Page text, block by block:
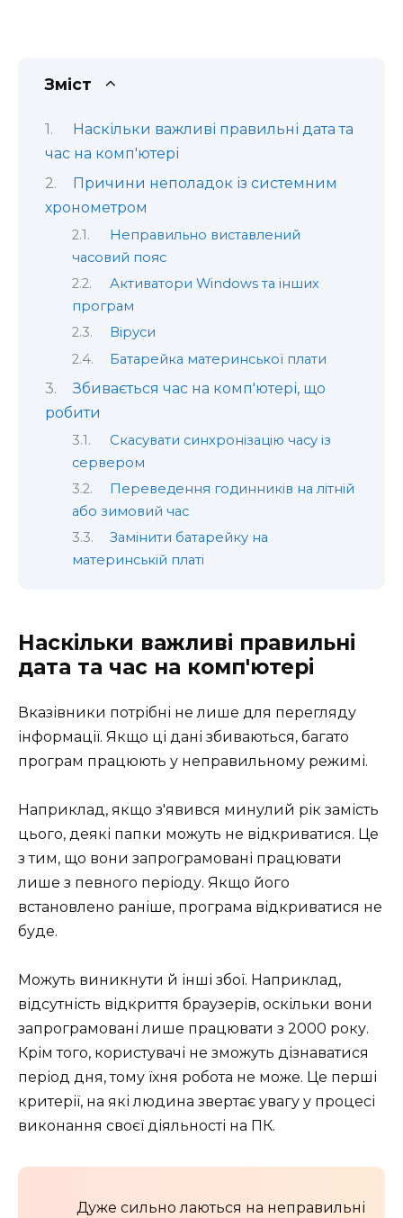
Зміст
Наскільки важливі правильні дата та
час на комп'ютері
Причини неполадок із системним
хронометром
Неправильно виставлений
часовий пояс
Активатори Windows та інших
програм
Віруси
Батарейка материнської плати
Збивається час на комп'ютері, що
робити
Скасувати синхронізацію часу із
сервером
Переведення годинників на літній
або зимовий час
Замінити батарейку на
материнській платі
Наскільки важливі правильні
дата та час на комп'ютері
Вказівники потрібні не лише для перегляду
інформації. Якщо ці дані збиваються, багато
програм працюють у неправильному режимі.
Наприклад, якщо з'явився минулий рік замість
цього, деякі папки можуть не відкриватися. Це
з тим, що вони запрограмовані працювати
лише з певного періоду. Якщо його
встановлено раніше, програма відкриватися не
буде.
Можуть виникнути й інші збої. Наприклад,
відсутність відкриття браузерів, оскільки вони
запрограмовані лише працювати з 2000 року.
Крім того, користувачі не зможуть дізнаватися
період дня, тому їхня робота не може. Це перші
критерії, на які людина звертає увагу у процесі
виконання своєї діяльності на ПК.
Дуже сильно лаються на неправильні